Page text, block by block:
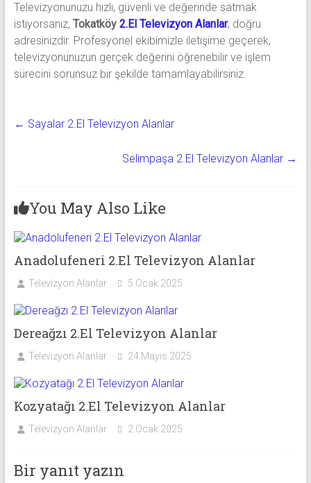
Televizyonunuzu hızlı, güvenli ve değerinde satmak
istiyorsanız, Tokatköy 2.El Televizyon Alanlar, doğru
adresinizdir. Profesyonel ekibimizle iletişime geçerek,
televizyonunuzun gerçek değerini öğrenebilir ve işlem
sürecini sorunsuz bir şekilde tamamlayabilirsiniz.
← Sayalar 2.El Televizyon Alanlar
Selimpaşa 2.El Televizyon Alanlar →
You May Also Like
Anadolufeneri 2.El Televizyon Alanlar
Televizyon Alanlar 5 Ocak 2025
Dereağzı 2.El Televizyon Alanlar
Televizyon Alanlar 24 Mayıs 2025
Kozyatağı 2.El Televizyon Alanlar
Televizyon Alanlar 2 Ocak 2025
Bir yanıt yazın